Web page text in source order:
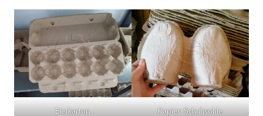
Eierkarton Papier-Schuhsohle